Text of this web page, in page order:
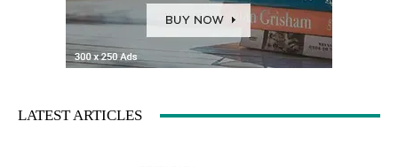
LATEST ARTICLES